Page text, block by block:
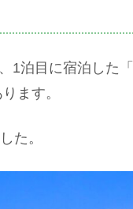
1泊目に宿泊した「
ます。
た。